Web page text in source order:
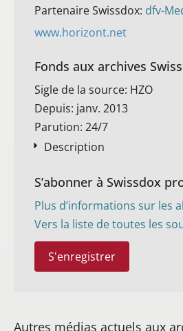
Partenaire Swissdox: dfv-
www.horizont.net
Fonds aux archives
Sigle de la source: HZO
Depuis: janv. 2013
Parution: 24/7
Description
S’abonner à Swissdox
Plus d’informations sur les
Vers la liste de toutes les
S'enregistrer
Autres médias actuels aux